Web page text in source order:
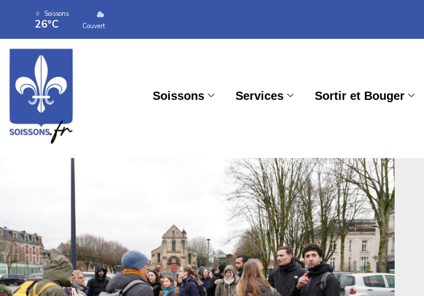
Soissons
26°C Couvert
Soissons Services Sortir et Bouger